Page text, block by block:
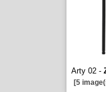
Arty 02 -
[5